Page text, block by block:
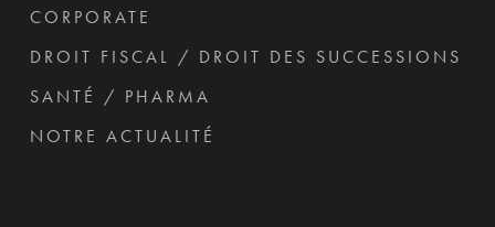
CORPORATE
DROIT FISCAL / DROIT DES SUCCESSIONS
SANTÉ / PHARMA
NOTRE ACTUALITÉ